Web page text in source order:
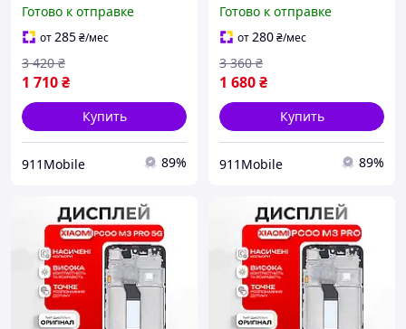
оригинальный сенсор
экрана
Готово к отправке
от285₴/мес
1 710₴
3 420 ₴
Купить
911Mobile 89%
оригинальный сенсор
экрана
Готово к отправке
от280₴/мес
1 680₴
3 360 ₴
Купить
911Mobile 89%